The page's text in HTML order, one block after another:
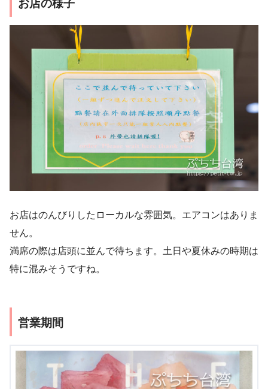
お店はのんびりしたローカルな雰囲気。エアコンはありま
せん。
満席の際は店頭に並んで待ちます。土日や夏休みの時期は
特に混みそうですね。
営業期間